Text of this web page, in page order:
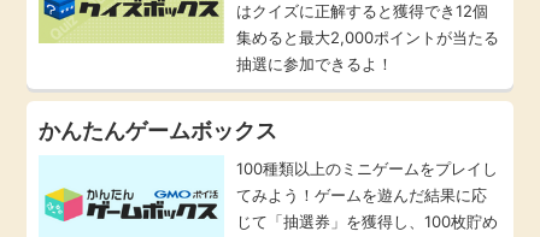
はクイズに正解すると獲得でき12個
集めると最大2,000ポイントが当たる
抽選に参加できるよ！
かんたんゲームボックス
100種類以上のミニゲームをプレイし
てみよう！ゲームを遊んだ結果に応
じて「抽選券」を獲得し、100枚貯め